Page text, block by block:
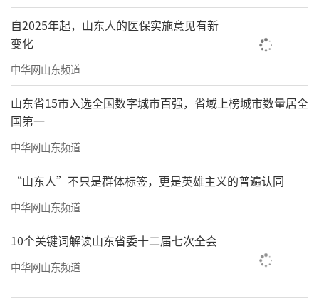
自2025年起，山东人的医保实施意见有新
变化
中华网山东频道
山东省15市入选全国数字城市百强，省域上榜城市数量居全
国第一
中华网山东频道
“山东人”不只是群体标签，更是英雄主义的普遍认同
中华网山东频道
10个关键词解读山东省委十二届七次全会
中华网山东频道